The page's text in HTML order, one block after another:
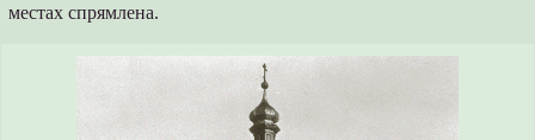
местах спрямлена.